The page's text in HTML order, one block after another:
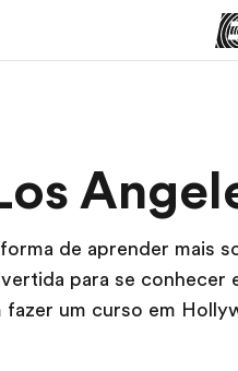
que
Encontre
de aprender mais
para se conhecer
fazer um curso em